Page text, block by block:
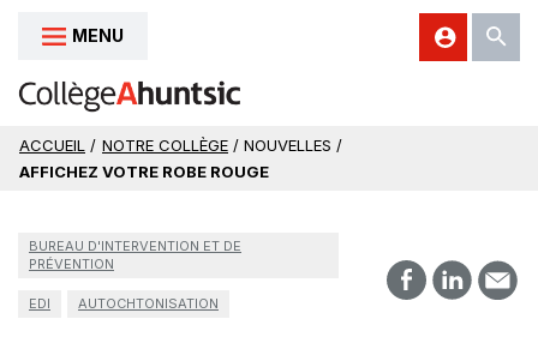
Aller au contenu
MENU
ACCUEIL / NOTRE COLLÈGE / NOUVELLES /
AFFICHEZ VOTRE ROBE ROUGE
BUREAU D'INTERVENTION ET DE
PRÉVENTION
EDI AUTOCHTONISATION